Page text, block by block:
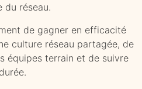
du réseau.
de gagner en efficacité
culture réseau partagée, de
équipes terrain et de suivre